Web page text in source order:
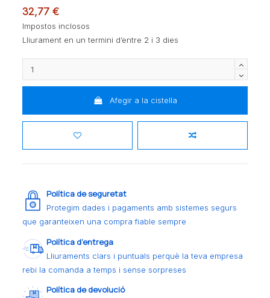
32,77 €
Impostos inclosos
Lliurament en un termini d’entre 2 i 3 dies
Afegir a la cistella
Política de seguretat
Protegim dades i pagaments amb sistemes segurs
que garanteixen una compra fiable sempre
Política d’entrega
Lliuraments clars i puntuals perquè la teva empresa
rebi la comanda a temps i sense sorpreses
Política de devolució